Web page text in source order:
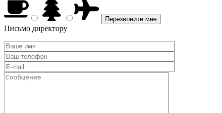
Письмо директору